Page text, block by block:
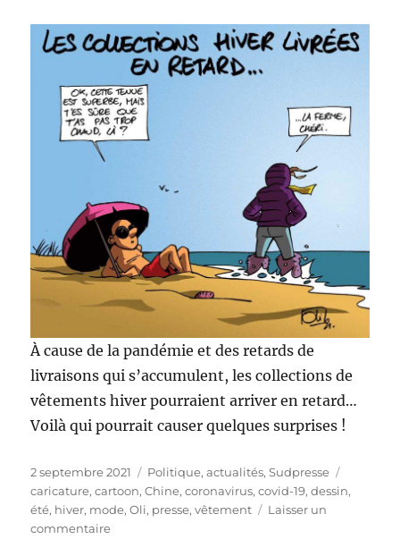
À cause de la pandémie et des retards de
livraisons qui s’accumulent, les collections de
vêtements hiver pourraient arriver en retard…
Voilà qui pourrait causer quelques surprises !
Publié
le
2 septembre 2021 Catégories
Politique, actualités,Sudpresse
caricature,cartoon,Chine,coronavirus,covid-19,dessin,
été, hiver, mode,Oli, presse,vêtement
Laisser un
commentairesur